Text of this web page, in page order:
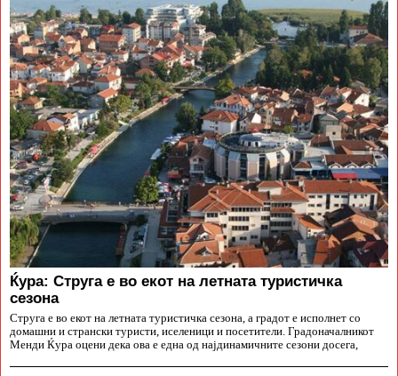
Ќура: Струга е во екот на летната туристичка
сезона
Струга е во екот на летната туристичка сезона, а градот е исполнет со
домашни и странски туристи, иселеници и посетители. Градоначалникот
Менди Ќура оцени дека ова е една од најдинамичните сезони досега,